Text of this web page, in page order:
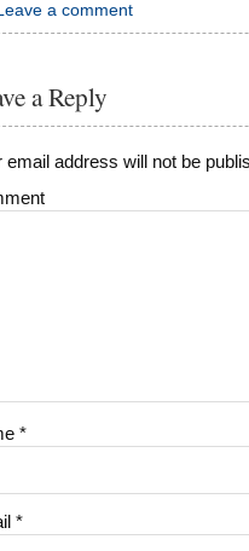
a comment
a Reply
email address will not be
*
*